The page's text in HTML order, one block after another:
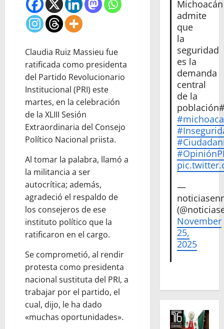
Claudia Ruiz Massieu fue
ratificada como presidenta
del Partido Revolucionario
Institucional (PRI) este
martes, en la celebración
de la XLIII Sesión
Extraordinaria del Consejo
Político Nacional priista.
Al tomar la palabra, llamó a
la militancia a ser
autocrítica; además,
agradeció el respaldo de
los consejeros de ese
instituto político que la
ratificaron en el cargo.
Se comprometió, al rendir
protesta como presidenta
nacional sustituta del PRI, a
trabajar por el partido, el
cual, dijo, le ha dado
«muchas oportunidades».
Michoacán
admite
que
la
seguridad
es la
demanda
central
de la
—
November
25,
2025